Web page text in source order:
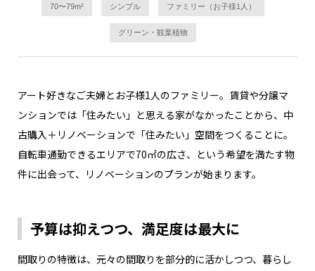
アート好きなご夫婦とお子様1人のファミリー。賃貸や分譲マ
ンションでは「住みたい」と思える家がなかったことから、中
古購入＋リノベーションで「住みたい」空間をつくることに。
自転車通勤できるエリアで70㎡の広さ、という希望を満たす物
件に出会って、リノベーションのプランが始まります。
予算は抑えつつ、満足度は最大に
間取りの特徴は、元々の間取りを部分的に活かしつつ、暮らし
70〜79m² シンプル ファミリー（お子様1人）
グリーン・観葉植物